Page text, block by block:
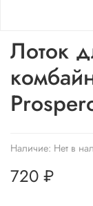
Наличие: Нет в
Лоток
720 ₽